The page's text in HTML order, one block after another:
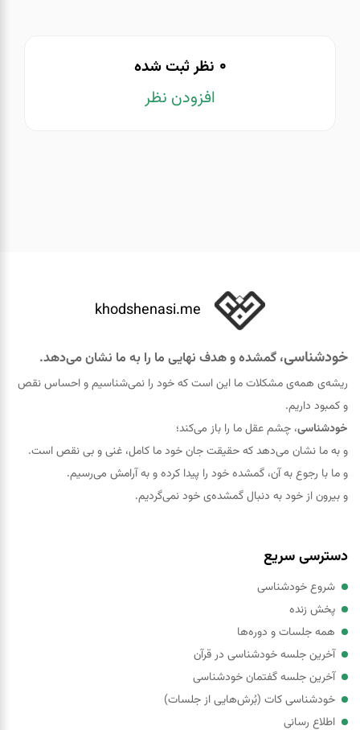
0 نظر ثبت شده
افزودن نظر
khodshenasi.me
خودشناسی، گمشده و هدف نهایی ما را به ما نشان می‌دهد.
ریشه‌ی همه‌ی مشکلات ما این است که خود را نمی‌شناسیم و احساس نقص
و کمبود داریم.
خودشناسی، چشم عقل ما را باز می‌کند؛
و به ما نشان می‌دهد که حقيقت جان خود ما کامل، غنی و بی نقص است.
و ما با رجوع به آن، گمشده خود را پيدا کرده و به آرامش می‌رسیم.
و بیرون از خود به دنبال گمشده‌ی خود نمی‌گردیم.
دسترسی سریع
شروع خودشناسی
پخش زنده
همه جلسات و دوره‌ها
آخرین جلسه خودشناسی در قرآن
آخرین جلسه گفتمان خودشناسی
خودشناسی کات (بُرش‌هایی از جلسات)
اطلاع رسانی